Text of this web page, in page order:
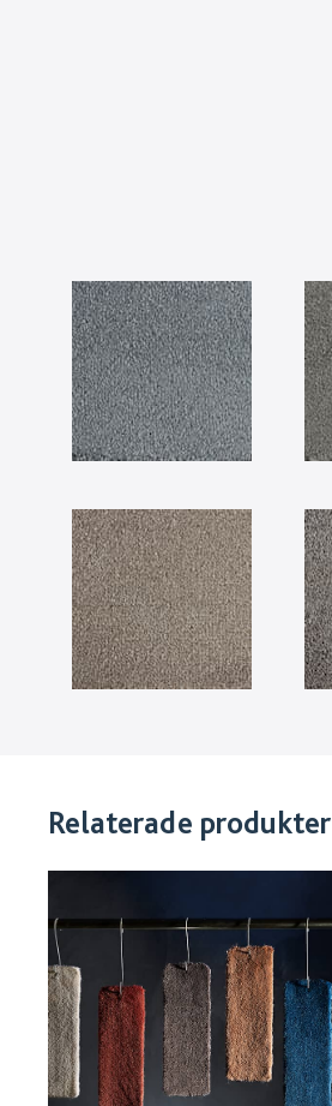
Relaterade produkter